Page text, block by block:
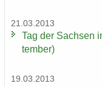
21.03.2013
Tag der Sach­sen
tem­ber)
19.03.2013